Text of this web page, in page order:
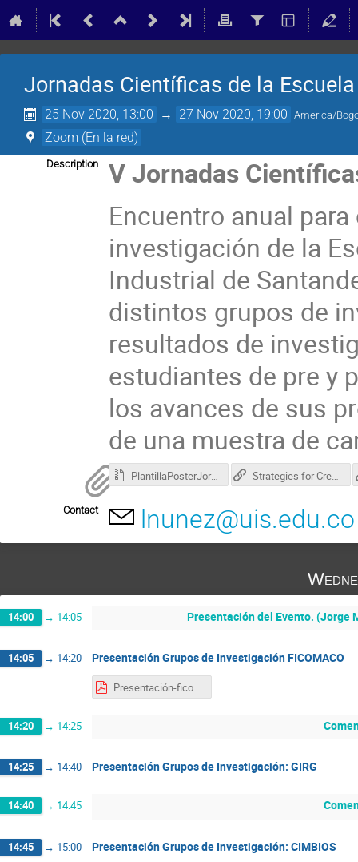
Jornadas Científicas de la
25 Nov 2020, 13:00 → 27 Nov 2020, 19:00 America/
Zoom (En la red)
Description
V Jornadas
Encuentro anual
investigación de la
Industrial de
distintos grupos de
resultados de
estudiantes de pre y
los avances de sus
de una muestra de
PlantillaPosterJornadas.zip
Contact lnunez@uis.edu.co
14:00 → 14:05 Presentación del Evento. (Jorge
14:05 → 14:20 Presentación Grupos de Investigación FICOMACO
Presentación-ficomaco.pdf
14:20 → 14:25
14:25 → 14:40 Presentación Grupos de Investigación: GIRG
14:40 → 14:45
14:45 → 15:00 Presentación Grupos de Investigación: CIMBIOS